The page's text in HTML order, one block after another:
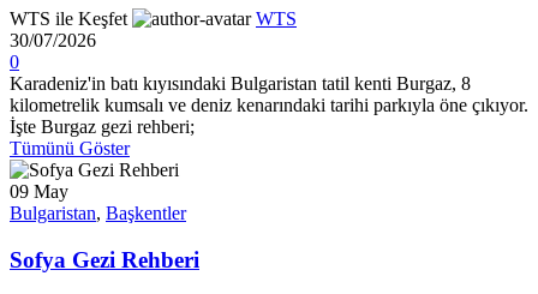
WTS ile Keşfet
WTS
30/07/2026
0
Karadeniz'in batı kıyısındaki Bulgaristan tatil kenti Burgaz, 8
kilometrelik kumsalı ve deniz kenarındaki tarihi parkıyla öne çıkıyor.
İşte Burgaz gezi rehberi;
Tümünü Göster
09 May
Bulgaristan, Başkentler
Sofya Gezi Rehberi